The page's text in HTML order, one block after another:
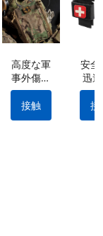
高度な軍
事外傷キ
ット: 防
水素材 |
クイック
接触
安全
迅
率的
血
ため
接